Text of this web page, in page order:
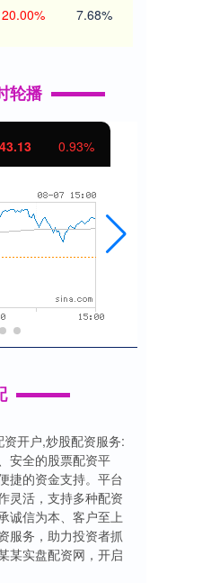
20.00% 7.68%
轮播
开户,炒股配资服务:
安全的股票配资平
捷的资金支持。平台
灵活，支持多种配资
诚信为本、客户至上
服务，助力投资者抓
某实盘配资网，开启